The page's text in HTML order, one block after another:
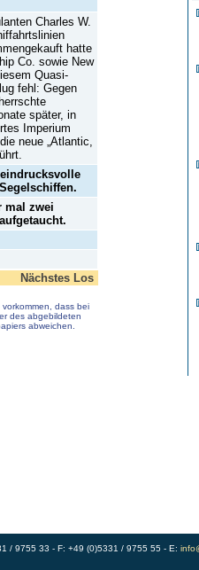
Charles W.
hatte
Co. sowie New
Quasi-
fehl: Gegen
später, in
Imperium
neue „Atlantic,
mal zwei
Nächstes Los
dass bei
des abgebildeten
abweichen.
/ 9755 33 - F: +49 (0)5331 / 9755 55 - E: